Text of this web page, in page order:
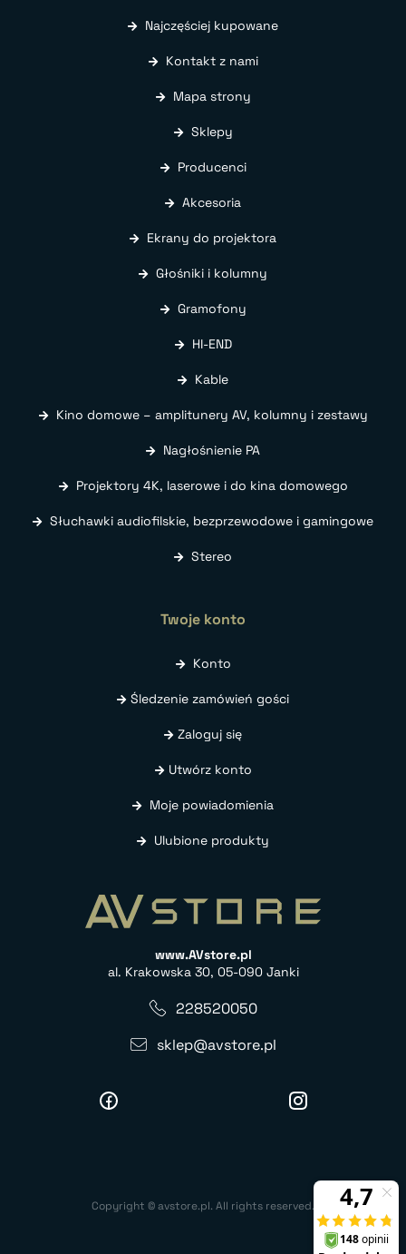
Najczęściej kupowane
Kontakt z nami
Mapa strony
Sklepy
Producenci
Akcesoria
Ekrany do projektora
Głośniki i kolumny
Gramofony
HI-END
Kable
Kino domowe – amplitunery AV, kolumny i zestawy
Nagłośnienie PA
Projektory 4K, laserowe i do kina domowego
Słuchawki audiofilskie, bezprzewodowe i gamingowe
Stereo
Twoje konto
Konto
Śledzenie zamówień gości
Zaloguj się
Utwórz konto
Moje powiadomienia
Ulubione produkty
www.AVstore.pl
al. Krakowska 30, 05-090 Janki
228520050
sklep@avstore.pl
Copyright © avstore.pl. All rights reserved.